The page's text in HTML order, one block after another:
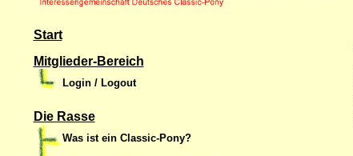
Start
Mitglieder-Bereich
Login / Logout
Die Rasse
Was ist ein Classic-Pony?